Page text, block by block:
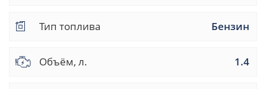
Тип топлива Бензин
Объём, л. 1.4